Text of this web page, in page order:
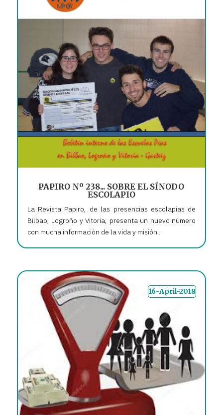
PAPIRO Nº 238... SOBRE EL SÍNODO
ESCOLAPIO
La Revista Papiro, de las presencias escolapias de
Bilbao, Logroño y Vitoria, presenta un nuevo número
con mucha información de la vida y misión...
16-April-2018